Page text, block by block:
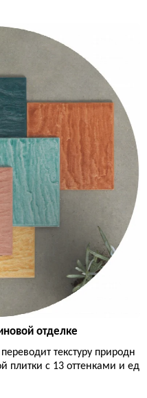
отделке
текстуру природн
плитки с 13 оттенками и ед